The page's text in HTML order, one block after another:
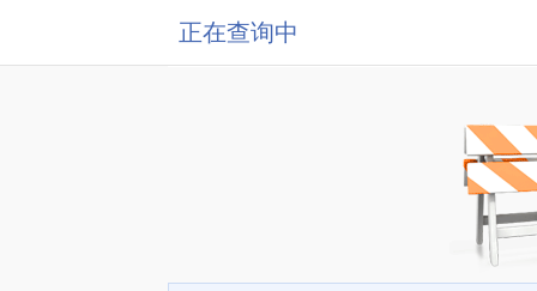
正在查询中